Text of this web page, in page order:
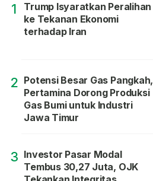
1
Trump Isyaratkan Peralihan
ke Tekanan Ekonomi
terhadap Iran
2 Potensi Besar Gas Pangkah,
Pertamina Dorong Produksi
Gas Bumi untuk Industri
Jawa Timur
3 Investor Pasar Modal
Tembus 30,27 Juta, OJK